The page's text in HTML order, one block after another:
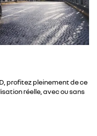
profitez pleinement de ce
réelle, avec ou sans